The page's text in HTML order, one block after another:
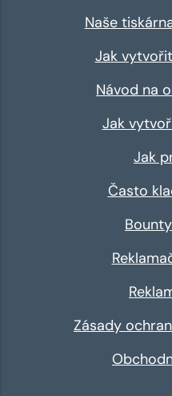
Naše
Jak
Návod na
Jak
Jak
Často
Zásady